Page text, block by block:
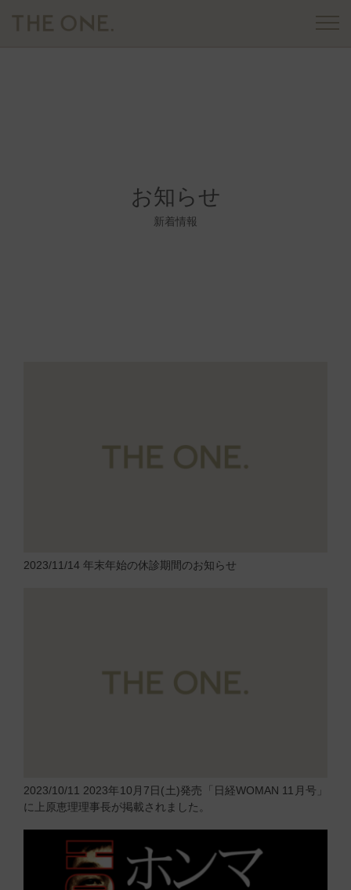
お知らせ
新着情報
2023/11/14 年末年始の休診期間のお知らせ
2023/10/11 2023年10月7日(土)発売「日経WOMAN 11月号」
に上原恵理理事長が掲載されました。